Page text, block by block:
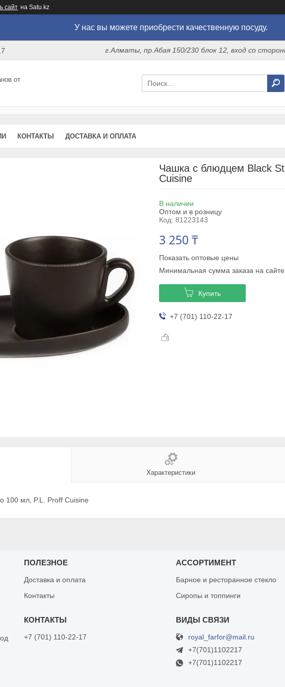
сайт на Satu.kz
У нас вы можете приобрести качественную посуду.
г.Алматы, пр.Абая 150/230 блок 12, вход со
от
КОНТАКТЫ ДОСТАВКА И ОПЛАТА
Чашка с блюдцем Black
Cuisine
В наличии
Оптом и в розницу
Код: 81223143
3 250 ₸
Показать оптовые цены
Минимальная сумма заказа на
Купить
+7 (701) 110-22-17
Характеристики
100 мл, P.L. Proff Cuisine
ПОЛЕЗНОЕ
Доставка и оплата
Контакты
АССОРТИМЕНТ
Барное и ресторанное стекло
Сиропы и топпинги
+7 (701) 110-22-17
royal_farfor@mail.ru
+7(701)1102217
+7(701)1102217